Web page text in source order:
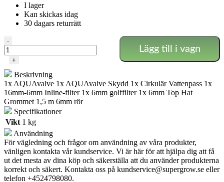
I lager
Kan skickas idag
30 dagars returrätt
easy2GO
Kit
mängd
-
+
Lägg till i vagn
Beskrivning
1x AQUAvalve 1x AQUAvalve Skydd 1x Cirkulär Vattenpass 1x
16mm-6mm Inline-filter 1x 6mm golffilter 1x 6mm Top Hat
Grommet 1,5 m 6mm rör
Specifikationer
Vikt 1 kg
Användning
För vägledning och frågor om användning av våra produkter,
vänligen kontakta vår kundservice. Vi är här för att hjälpa dig att få
ut det mesta av dina köp och säkerställa att du använder produkterna
korrekt och säkert. Kontakta oss på kundservice@supergrow.se eller
telefon +4524798080.